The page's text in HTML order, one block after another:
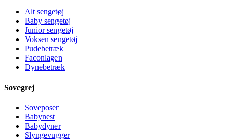
Alt sengetøj
Baby sengetøj
Junior sengetøj
Voksen sengetøj
Pudebetræk
Faconlagen
Dynebetræk
Sovegrej
Soveposer
Babynest
Babydyner
Slyngevugger